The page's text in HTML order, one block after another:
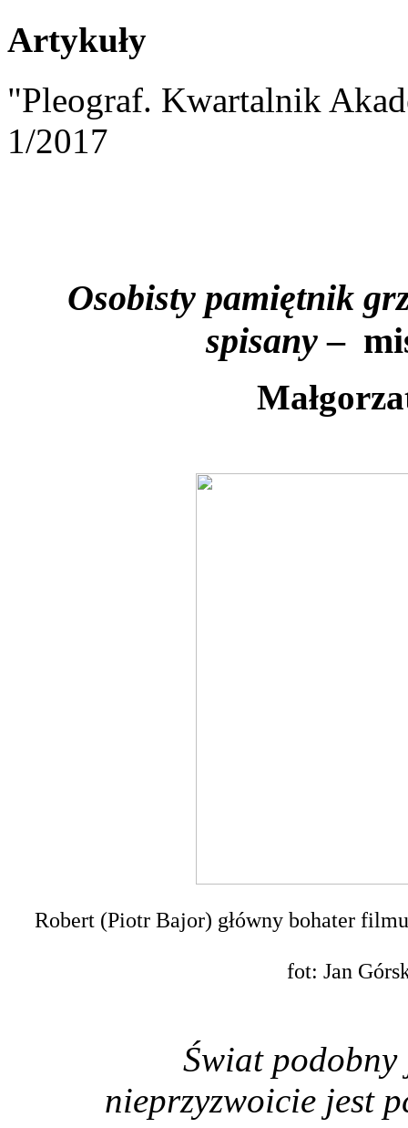
Artykuły
"Pleograf. Kwartalnik
1/2017
Osobisty pamiętnik
spisany–
Robert (Piotr Bajor) główny bohater
fot: Jan
Świat
nieprzyzwoicie jest